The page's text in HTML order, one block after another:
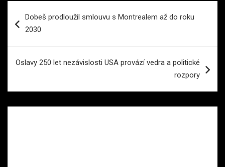
proDobeš prodloužil smlouvu s Montrealem až do roku
2030
Oslavy 250 let nezávislosti USA provází vedra a politické
rozpory